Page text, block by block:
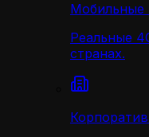
Мобильные
Реальные
странах.